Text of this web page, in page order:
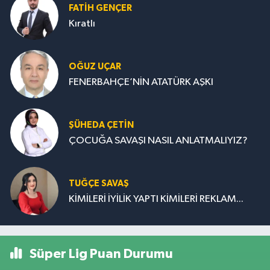
FATIH GENÇER
Kıratlı
OĞUZ UÇAR
FENERBAHÇE’NİN ATATÜRK AŞKI
ŞÜHEDA ÇETİN
ÇOCUĞA SAVAŞI NASIL ANLATMALIYIZ?
TUĞÇE SAVAŞ
KİMİLERİ İYİLİK YAPTI KİMİLERİ REKLAM...
Süper Lig Puan Durumu